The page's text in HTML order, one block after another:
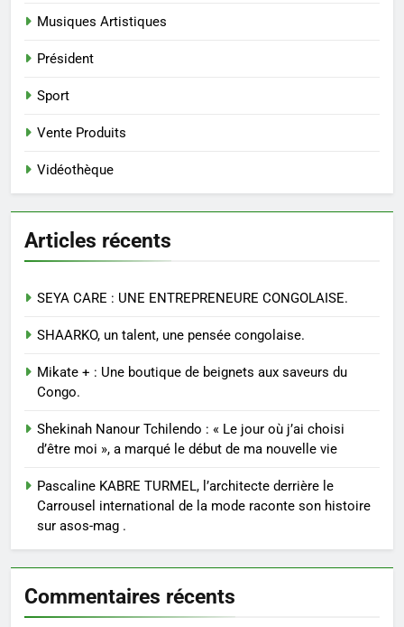
Musiques Artistiques
Président
Sport
Vente Produits
Vidéothèque
Articles récents
SEYA CARE : UNE ENTREPRENEURE CONGOLAISE.
SHAARKO, un talent, une pensée congolaise.
Mikate + : Une boutique de beignets aux saveurs du
Congo.
Shekinah Nanour Tchilendo : « Le jour où j’ai choisi
d’être moi », a marqué le début de ma nouvelle vie
Pascaline KABRE TURMEL, l’architecte derrière le
Carrousel international de la mode raconte son histoire
sur asos-mag .
Commentaires récents